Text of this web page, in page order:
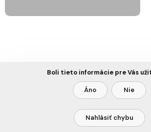
Boli tieto informácie pre Vás
Áno Nie
Nahlásiť chybu